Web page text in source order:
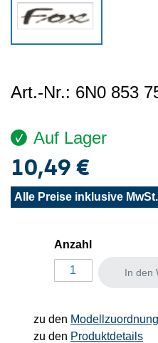
Art.-Nr.: 6N0 853
Auf Lager
10,49 €
Alle Preise inklusive
Anzahl
In den
zu den
zu den Produktdetails